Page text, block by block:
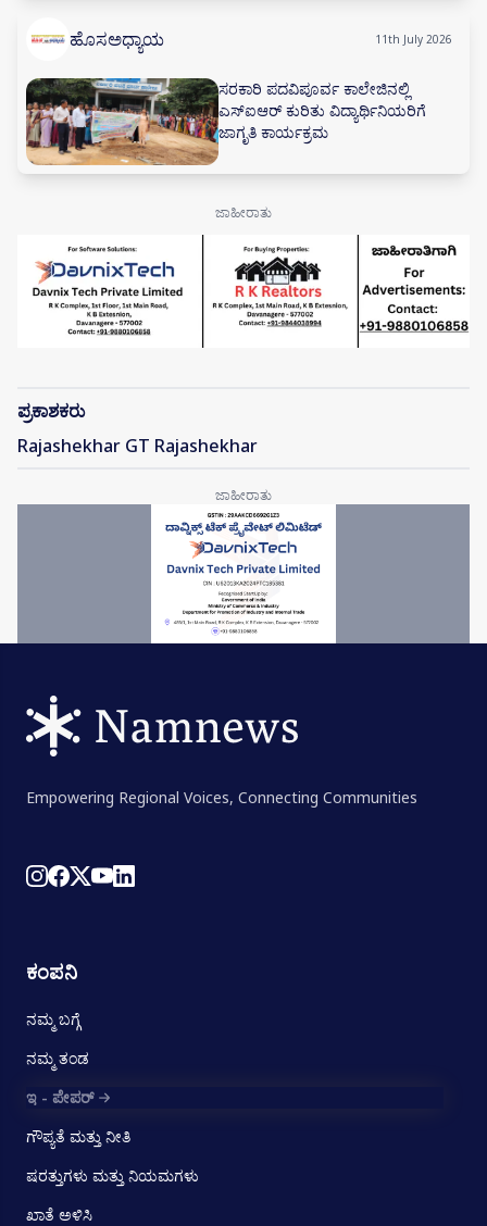
ಹೊಸಅಧ್ಯಾಯ 11th July 2026
ಸರಕಾರಿ ಪದವಿಪೂರ್ವ ಕಾಲೇಜಿನಲ್ಲಿ
ಎಸ್‌ಐಆರ್ ಕುರಿತು ವಿದ್ಯಾರ್ಥಿನಿಯರಿಗೆ
ಜಾಗೃತಿ ಕಾರ್ಯಕ್ರಮ
ಪ್ರಕಾಶಕರು
Rajashekhar GT Rajashekhar
Empowering Regional Voices, Connecting Communities
ಕಂಪನಿ
ನಮ್ಮ ಬಗ್ಗೆ
ನಮ್ಮ ತಂಡ
ಇ - ಪೇಪರ್
ಗೌಪ್ಯತೆ ಮತ್ತು ನೀತಿ
ಷರತ್ತುಗಳು ಮತ್ತು ನಿಯಮಗಳು
ಖಾತೆ ಅಳಿಸಿ